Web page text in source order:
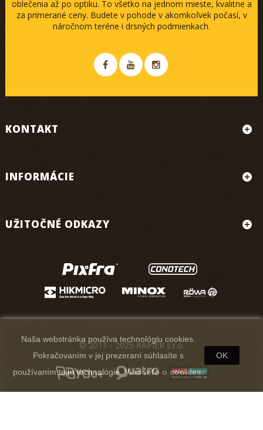
oblečenia až po optiku. To všetko na jednom mieste, kvalitne a
za primerané ceny. Budete v pohode v akomkoľvek počasí, v
náročnom teréne i drsných podmienkach.
KONTAKT
INFORMÁCIE
UŽITOČNÉ ODKAZY
Naša webstránka používa technológiu cookies.
Pokračovaním v jej prezeraní súhlasíte s
používaním tejto technológie.Viac info o cookies.
OK
© 2011 - 2025 RAPIER s.r.o.